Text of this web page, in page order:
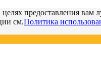
предоставления вам
см.Политика